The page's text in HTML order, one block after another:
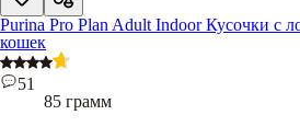
Purina Pro Plan Adult Indoor Кусочки с
кошек
51
85 грамм